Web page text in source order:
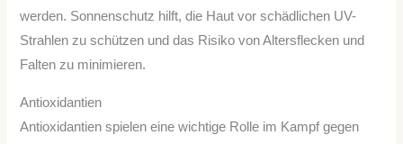
werden. Sonnenschutz hilft, die Haut vor schädlichen UV-
Strahlen zu schützen und das Risiko von Altersflecken und
Falten zu minimieren.
Antioxidantien
Antioxidantien spielen eine wichtige Rolle im Kampf gegen